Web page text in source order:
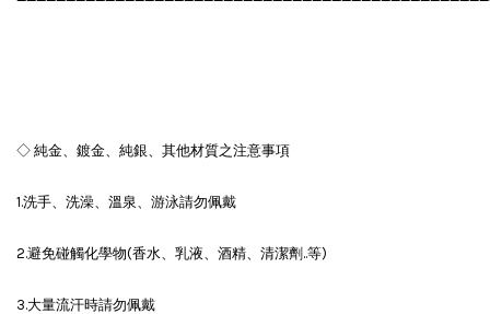
◇ 純金、鍍金、純銀、其他材質之注意事項
1.洗手、洗澡、溫泉、游泳請勿佩戴
2.避免碰觸化學物(香水、乳液、酒精、清潔劑..等)
3.大量流汗時請勿佩戴